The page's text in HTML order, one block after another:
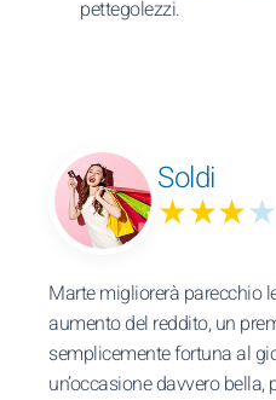
pettegolezzi.
Soldi
★★★
Marte migliorerà parecchio
aumento del reddito, un
semplicemente fortuna al
un’occasione davvero